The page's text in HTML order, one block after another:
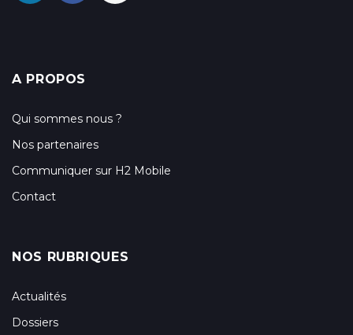
A PROPOS
Qui sommes nous ?
Nos partenaires
Communiquer sur H2 Mobile
Contact
NOS RUBRIQUES
Actualités
Dossiers